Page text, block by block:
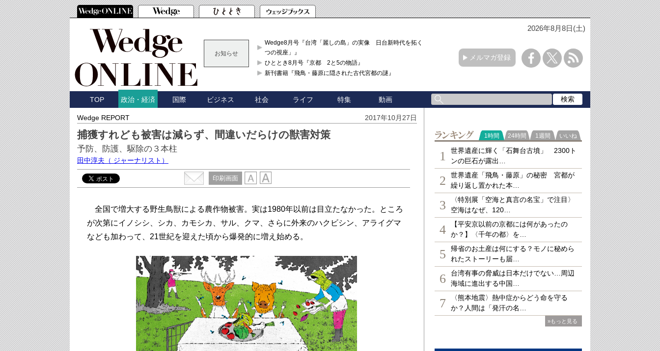
2026年8月8日(土)
お知らせ
Wedge8月号『台湾「麗しの島」の実像 日台新時代を拓く「3
つの視座」』
ひととき8月号『京都 2と5の物語』
新刊書籍『飛鳥・藤原に隠された古代宮都の謎』
メルマガ登録
TOP 政治・経済 国際 ビジネス 社会 ライフ 特集 動画
Wedge REPORT 2017年10月27日
捕獲すれども被害は減らず、間違いだらけの獣害対策
予防、防護、駆除の３本柱
田中淳夫 （ ジャーナリスト）
印刷画面
全国で増大する野生鳥獣による農作物被害。実は1980年以前は目立たなかった。ところ
が次第にイノシシ、シカ、カモシカ、サル、クマ、さらに外来のハクビシン、アライグマ
なども加わって、21世紀を迎えた頃から爆発的に増え始める。
ランキング
1時間 24時間 1週間 いいね
1
世界遺産に輝く「石舞台古墳」 2300ト
ンの巨石が露出…
2
世界遺産「飛鳥・藤原」の秘密 宮都が
繰り返し置かれた本…
3
〈特別展「空海と真言の名宝」で注目〉
空海はなぜ、120…
4
【平安京以前の京都には何があったの
か？】〈千年の都〉を…
5
帰省のお土産は何にする？モノに秘めら
れたストーリーも届…
6
台湾有事の脅威は日本だけでない…周辺
海域に進出する中国…
7
〈熊本地震〉熱中症からどう命を守る
か？人間は「発汗の名…
»もっと見る